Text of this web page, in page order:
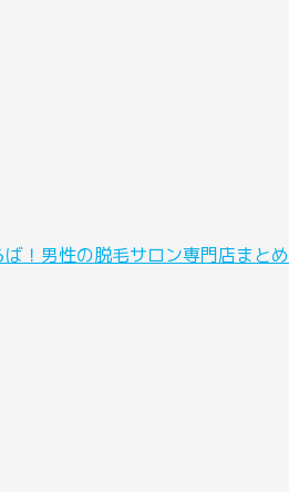
！男性の脱毛サロン専門店まとめ